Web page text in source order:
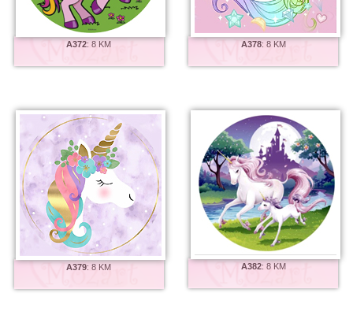
A372:8 KM A378: 8 KM
A379:8 KM A382: 8 KM